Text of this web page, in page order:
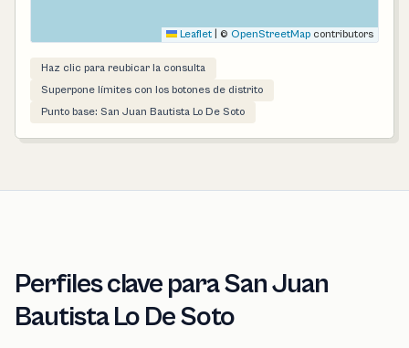
Leaflet © OpenStreetMap contributors
Haz clic para reubicar la consulta
Superpone límites con los botones de distrito
Punto base: San Juan Bautista Lo De Soto
Perfiles clave para San Juan
Bautista Lo De Soto